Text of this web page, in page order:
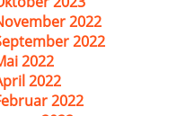
2022
2022
2022
2022
2022